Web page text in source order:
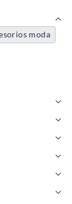
moda